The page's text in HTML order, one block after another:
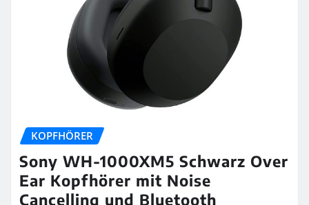
KOPFHÖRER
Sony WH-1000XM5 Schwarz Over
Ear Kopfhörer mit Noise
Cancelling und Bluetooth